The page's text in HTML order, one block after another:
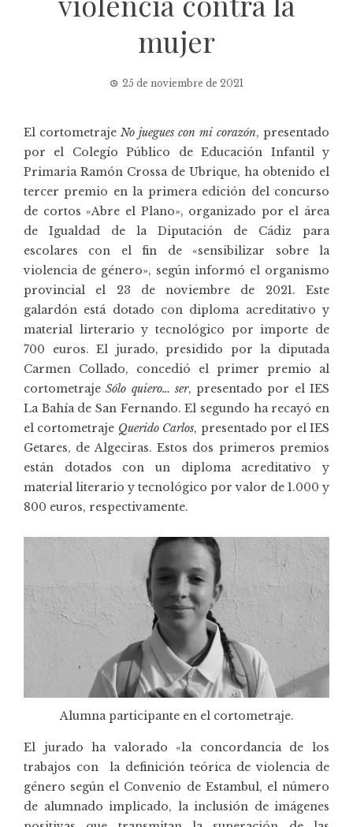
mujer
25 de noviembre de 2021
El cortometraje No juegues con mi corazón, presentado
por el Colegío Público de Educación Infantil y
Primaria Ramón Crossa de Ubrique, ha obtenido el
tercer premio en la primera edición del concurso
de cortos «Abre el Plano», organizado por el área
de Igualdad de la Diputación de Cádiz para
escolares con el fin de «sensibilizar sobre la
violencia de género», según informó el organismo
provincial el 23 de noviembre de 2021. Este
galardón está dotado con diploma acreditativo y
material lirterario y tecnológico por importe de
700 euros. El jurado, presidido por la diputada
Carmen Collado, concedió el primer premio al
cortometrajeSólo quiero… ser, presentado por el IES
La Bahía de San Fernando. El segundo ha recayó en
el cortometraje Querido Carlos, presentado por el IES
Getares, de Algeciras. Estos dos primeros premios
están dotados con un diploma acreditativo y
material literario y tecnológico por valor de 1.000 y
800 euros, respectivamente.
Alumna participante en el cortometraje.
El jurado ha valorado «la concordancia de los
trabajos con la definición teórica de violencia de
género según el Convenio de Estambul, el número
de alumnado implicado, la inclusión de imágenes